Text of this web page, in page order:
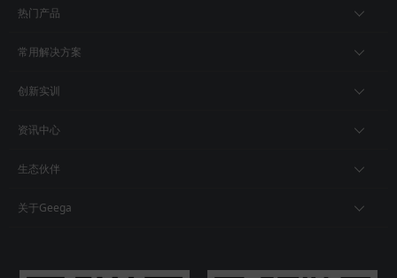
热门产品
常用解决方案
创新实训
资讯中心
生态伙伴
关于Geega